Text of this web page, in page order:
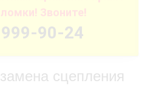
Звоните!
90-24
сцепления